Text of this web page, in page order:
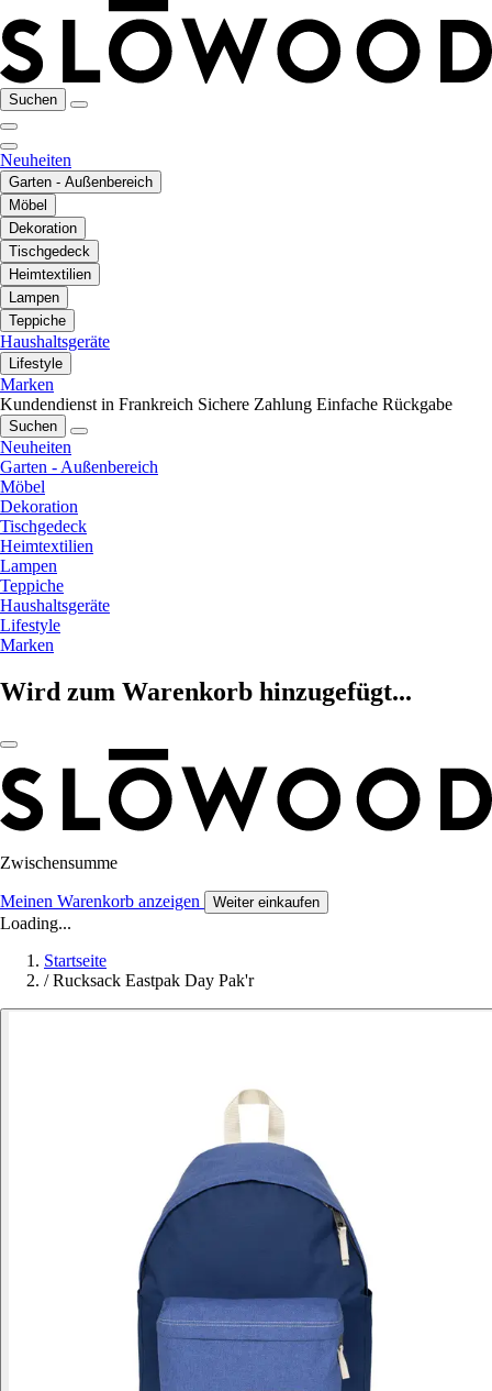
Suchen
Neuheiten
Garten - Außenbereich
Möbel
Dekoration
Tischgedeck
Heimtextilien
Lampen
Teppiche
Haushaltsgeräte
Lifestyle
Marken
Kundendienst in Frankreich Sichere Zahlung Einfache Rückgabe
Suchen
Neuheiten
Garten - Außenbereich
Möbel
Dekoration
Tischgedeck
Heimtextilien
Lampen
Teppiche
Haushaltsgeräte
Lifestyle
Marken
Wird zum Warenkorb hinzugefügt...
Zwischensumme
Meinen Warenkorb anzeigen Weiter einkaufen
Loading...
Startseite
/ Rucksack Eastpak Day Pak'r